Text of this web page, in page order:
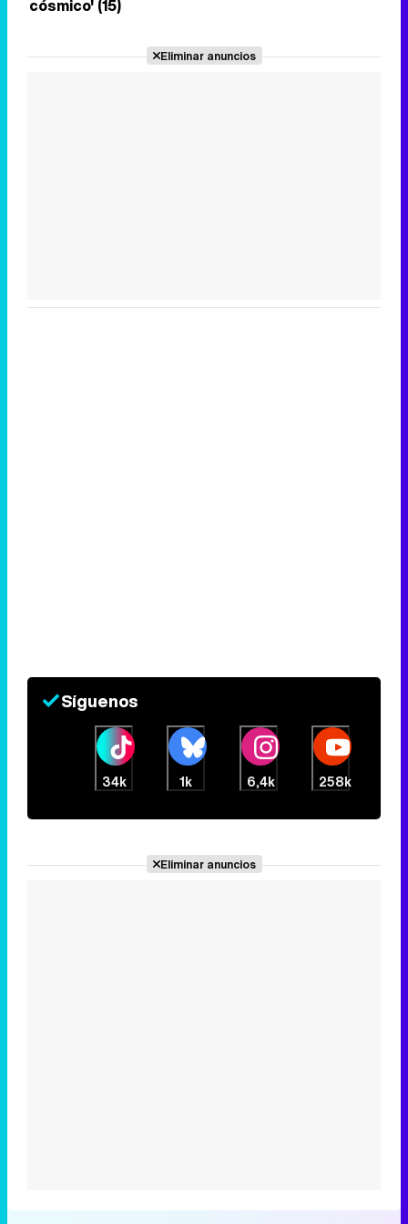
cósmico' (15)
Eliminar anuncios
Síguenos
34k 1k 6,4k 258k
Eliminar anuncios